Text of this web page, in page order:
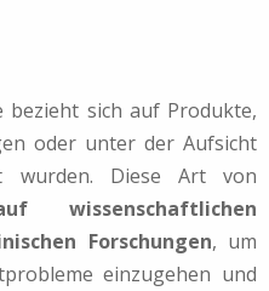
bezieht sich auf Produkte,
oder unter der Aufsicht
wurden. Diese Art von
wissenschaftlichen
Forschungen, um
einzugehen und